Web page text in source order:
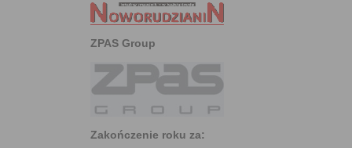
ZPAS Group
Zakończenie roku za: